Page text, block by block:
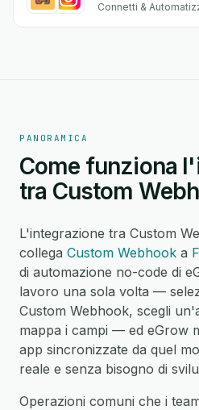
Connetti &
PANORAMICA
Come funziona
tra Custom
L'integrazione tra Custom
collega Custom Webhook a
di automazione no-code di
lavoro una sola volta —
Custom Webhook, scegli
mappa i campi — ed eGrow
app sincronizzate da quel
reale e senza bisogno di
Operazioni comuni che i